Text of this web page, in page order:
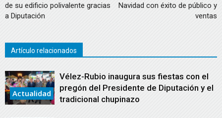
de su edificio polivalente gracias
a Diputación
Navidad con éxito de público y
ventas
Artículo relacionados
Actualidad
Vélez-Rubio inaugura sus fiestas con el
pregón del Presidente de Diputación y el
tradicional chupinazo